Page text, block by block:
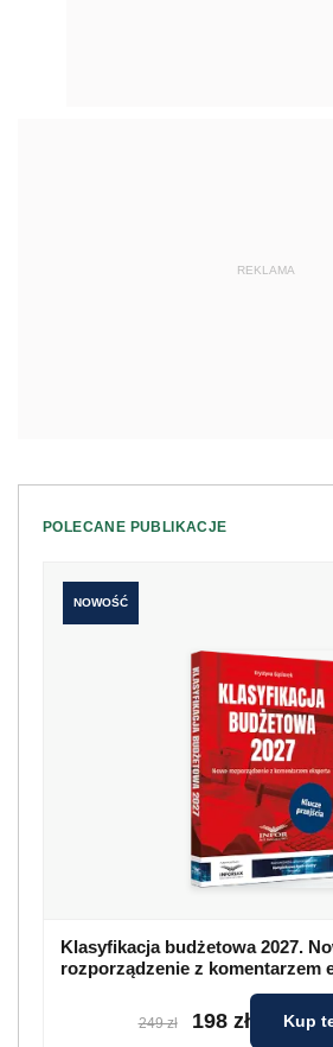
REKLAMA
POLECANE PUBLIKACJE
NOWOŚĆ
Klasyfikacja budżetowa 2027.
rozporządzenie z komentarzem
249 zł 198 zł Kup